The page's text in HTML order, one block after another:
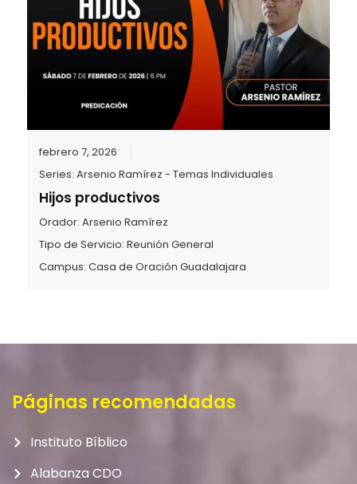
febrero 7, 2026
Series:Arsenio Ramírez - Temas Individuales
Hijos productivos
Orador:Arsenio Ramírez
Tipo de Servicio:Reunión General
Campus:Casa de Oración Guadalajara
Páginas recomendadas
Instituto Bíblico
Alabanza CDO